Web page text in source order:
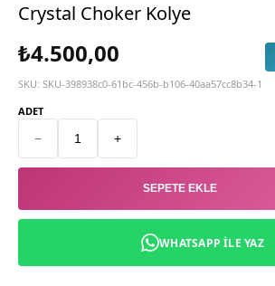
Crystal Choker Kolye
₺4.500,00
SKU: SKU-398938c0-61bc-456b-b106-40aa57cc8b34-1
ADET
− +
SEPETE EKLE
WHATSAPP ILE YAZ